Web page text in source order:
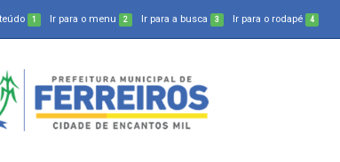
1 Ir para o menu 2 Ir para a busca 3 Ir para o rodapé 4